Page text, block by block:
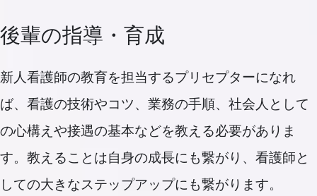
後輩の指導・育成
新人看護師の教育を担当するプリセプターになれ
ば、看護の技術やコツ、業務の手順、社会人として
の心構えや接遇の基本などを教える必要がありま
す。教えることは自身の成長にも繋がり、看護師と
しての大きなステップアップにも繋がります。